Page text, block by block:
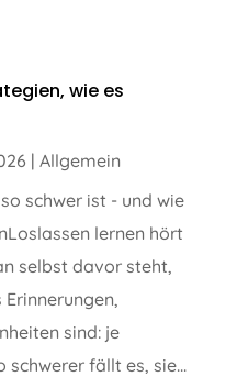
wie es
| Allgemein
schwer ist - und wie
lernen hört
selbst davor steht,
sind: je
fällt es, sie...